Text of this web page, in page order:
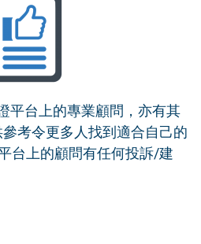
平台上的專業顧問，亦有其
考令更多人找到適合自己的
台上的顧問有任何投訴/建